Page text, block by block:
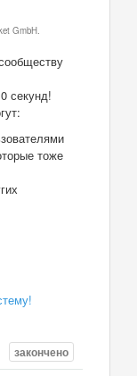
GmbH.
секунд!
тоже
закончено